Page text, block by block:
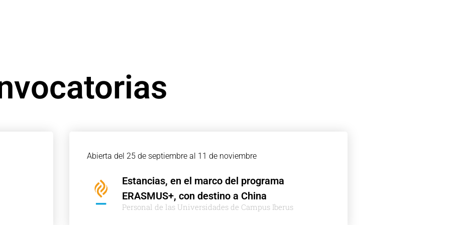
Abierta del 25 de septiembre al 11 de noviembre
Estancias, en el marco del programa
ERASMUS+, con destino a China
Personal de las Universidades de Campus Iberus